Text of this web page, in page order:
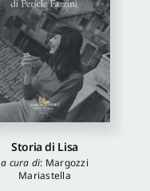
Storia di Lisa
a cura di: Margozzi
Mariastella